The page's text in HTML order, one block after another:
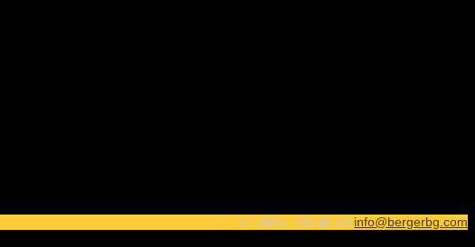
+7 (495) 789-49-69 info@bergerbg.com